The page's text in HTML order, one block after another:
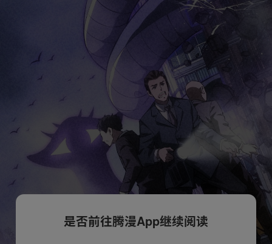
是否前往腾漫App继续阅读